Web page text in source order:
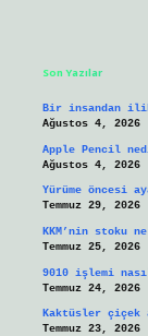
Son Yazılar
Bir insandan
Ağustos 4, 2026
Apple Pencil
Ağustos 4, 2026
Yürüme öncesi
Temmuz 29, 2026
KKM’nin stoku
Temmuz 25, 2026
9010 işlemi
Temmuz 24, 2026
Kaktüsler çiçek
Temmuz 23, 2026